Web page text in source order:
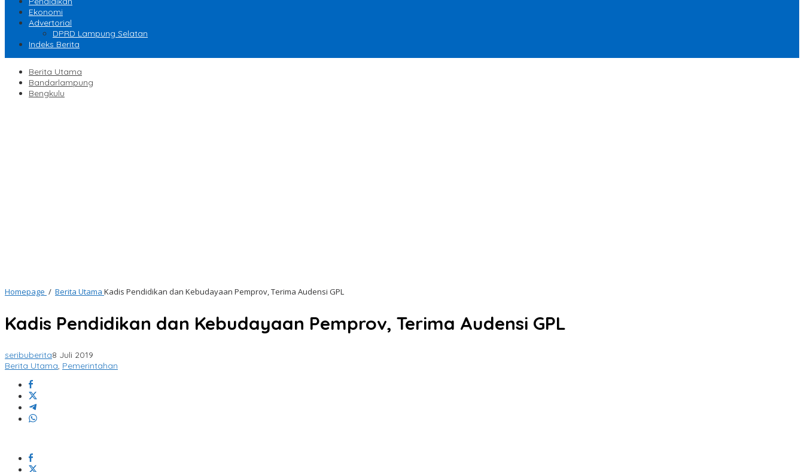
Ekonomi
Advertorial
DPRD Lampung Selatan
Indeks Berita
Berita Utama
Bandarlampung
Bengkulu
Homepage / Berita Utama Kadis Pendidikan dan Kebudayaan Pemprov, Terima Audensi GPL
Kadis Pendidikan dan Kebudayaan Pemprov, Terima Audensi GPL
seribuberita8 Juli 2019
Berita Utama, Pemerintahan